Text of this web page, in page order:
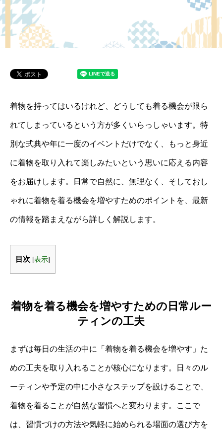
着物を持ってはいるけれど、どうしても着る機会が限ら
れてしまっているという方が多くいらっしゃいます。特
別な式典や年に一度のイベントだけでなく、もっと身近
に着物を取り入れて楽しみたいという思いに応える内容
をお届けします。日常で自然に、無理なく、そしておし
ゃれに着物を着る機会を増やすためのポイントを、最新
の情報を踏まえながら詳しく解説します。
目次 [表示]
着物を着る機会を増やすための日常ルー
ティンの工夫
まずは毎日の生活の中に「着物を着る機会を増やす」た
めの工夫を取り入れることが核心になります。日々のル
ーティンや予定の中に小さなステップを設けることで、
着物を着ることが自然な習慣へと変わります。ここで
は、習慣づけの方法や気軽に始められる場面の選び方を